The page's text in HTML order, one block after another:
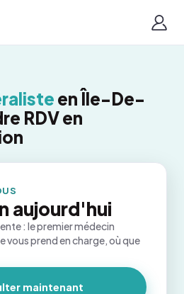
en Île-De-
RDV en
aujourd'hui
: le premier médecin
vous prend en charge, où que
maintenant